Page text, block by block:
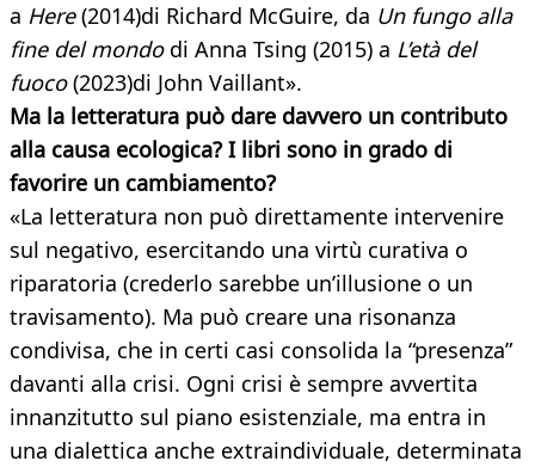
a Here(2014)di Richard McGuire, da Un fungo alla
fine del mondo di Anna Tsing (2015) a L’età del
fuoco(2023)di John Vaillant».
Ma la letteratura può dare davvero un contributo
alla causa ecologica? I libri sono in grado di
favorire un cambiamento?
«La letteratura non può direttamente intervenire
sul negativo, esercitando una virtù curativa o
riparatoria (crederlo sarebbe un’illusione o un
travisamento). Ma può creare una risonanza
condivisa, che in certi casi consolida la “presenza”
davanti alla crisi. Ogni crisi è sempre avvertita
innanzitutto sul piano esistenziale, ma entra in
una dialettica anche extraindividuale, determinata